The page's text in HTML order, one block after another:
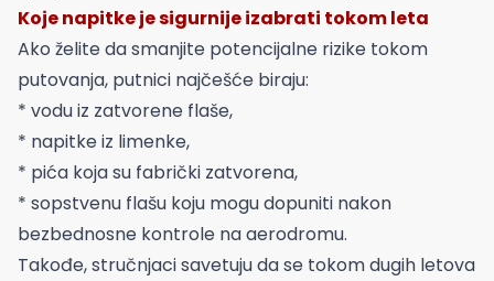
Koje napitke je sigurnije izabrati tokom leta
Ako želite da smanjite potencijalne rizike tokom
putovanja, putnici najčešće biraju:
* vodu iz zatvorene flaše,
* napitke iz limenke,
* pića koja su fabrički zatvorena,
* sopstvenu flašu koju mogu dopuniti nakon
bezbednosne kontrole na aerodromu.
Takođe, stručnjaci savetuju da se tokom dugih letova